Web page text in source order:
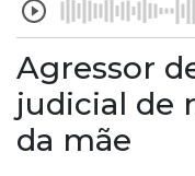
Agressor
judicial de
da mãe